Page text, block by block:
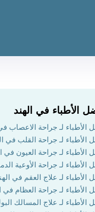
الأطباء في الهند
الأطباء لـ جراحة الاعصاب
الأطباء لـ جراحة القلب في
الأطباء لـ جراحة العيون في
الأطباء لـ جراحة الأوعية
الأطباء لـ علاج العقم في
الأطباء لـ جراحة العظام في
الأطباء لـ علاج المسالك